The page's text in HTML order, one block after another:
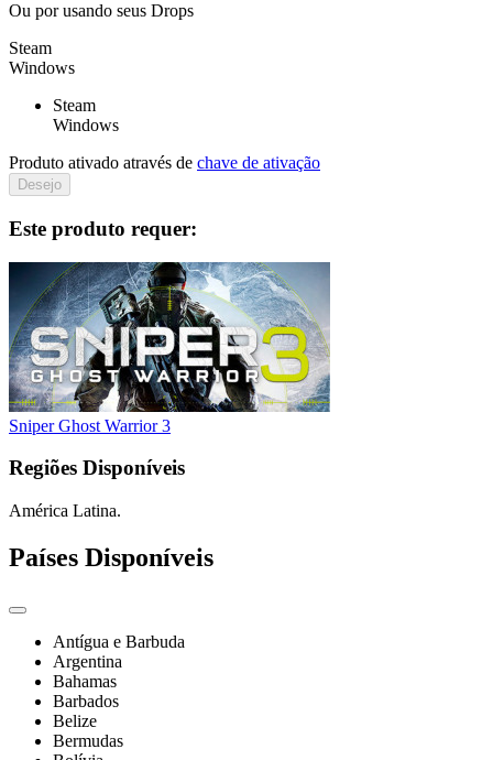
Ou porusando seus Drops
Steam
Windows
Steam
Windows
Produto ativado através de chave de ativação
Desejo
Este produto requer:
Sniper Ghost Warrior 3
Regiões Disponíveis
América Latina.
Países Disponíveis
Antígua e Barbuda
Argentina
Bahamas
Barbados
Belize
Bermudas